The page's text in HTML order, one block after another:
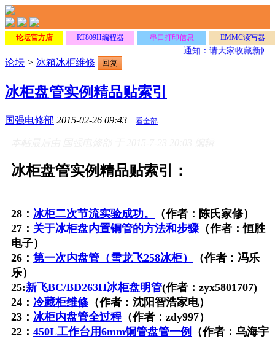
论坛官方店 RT809H编程器 串口打印信息 EMMC读写器
通知：请大家收藏新网
论坛 > 冰箱冰柜维修 回复
冰柜盘管实例精品贴索引
国强电修部 2015-02-26 09:43 看全部
冰柜盘管实例精品贴索引：
28： 冰柜二次节流实验成功。
（作者：陈氏家修）
27： 关于冰柜盘内置铜管的方法和步骤 （作者：恒胜
电子）
26： 第一次内盘管（雪龙飞258冰柜）
（作者：冯乐
乐）
25:新飞BC/BD263H冰柜盘明管(作者：zyx5801707)
24： 冷藏柜维修（作者：沈阳智浩家电）
23： 冰柜内盘管全过程 （作者：zdy997）
22： 450L工作台用6mm铜管盘管一例
（作者：乌海宇